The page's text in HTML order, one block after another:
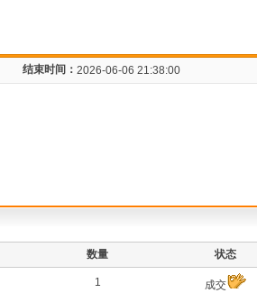
结束时间： 2026-06-06 21:38:00
数量 状态
1 成交